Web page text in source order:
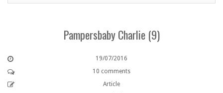
Pampersbaby Charlie (9)
19/07/2016
10 comments
Article